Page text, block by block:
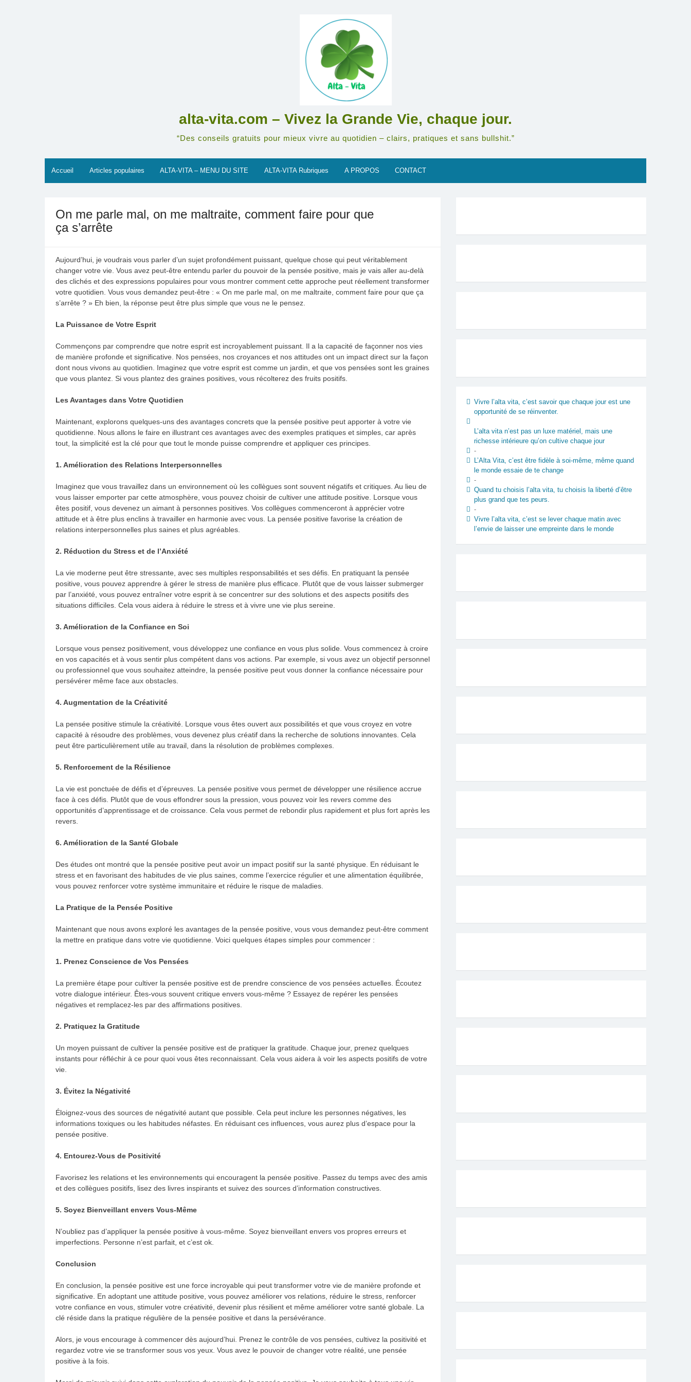
alta-vita.com – Vivez la Grande Vie, chaque jour.
“Des conseils gratuits pour mieux vivre au quotidien – clairs, pratiques et sans bullshit.”
Accueil Articles populaires ALTA-VITA – MENU DU SITE ALTA-VITA Rubriques A PROPOS CONTACT
On me parle mal, on me maltraite, comment faire pour que
ça s’arrête
Aujourd’hui, je voudrais vous parler d’un sujet profondément puissant, quelque chose qui peut véritablement
changer votre vie. Vous avez peut-être entendu parler du pouvoir de la pensée positive, mais je vais aller au-delà
des clichés et des expressions populaires pour vous montrer comment cette approche peut réellement transformer
votre quotidien. Vous vous demandez peut-être : « On me parle mal, on me maltraite, comment faire pour que ça
s’arrête ? » Eh bien, la réponse peut être plus simple que vous ne le pensez.
La Puissance de Votre Esprit
Commençons par comprendre que notre esprit est incroyablement puissant. Il a la capacité de façonner nos vies
de manière profonde et significative. Nos pensées, nos croyances et nos attitudes ont un impact direct sur la façon
dont nous vivons au quotidien. Imaginez que votre esprit est comme un jardin, et que vos pensées sont les graines
que vous plantez. Si vous plantez des graines positives, vous récolterez des fruits positifs.
Les Avantages dans Votre Quotidien
Maintenant, explorons quelques-uns des avantages concrets que la pensée positive peut apporter à votre vie
quotidienne. Nous allons le faire en illustrant ces avantages avec des exemples pratiques et simples, car après
tout, la simplicité est la clé pour que tout le monde puisse comprendre et appliquer ces principes.
1. Amélioration des Relations Interpersonnelles
Imaginez que vous travaillez dans un environnement où les collègues sont souvent négatifs et critiques. Au lieu de
vous laisser emporter par cette atmosphère, vous pouvez choisir de cultiver une attitude positive. Lorsque vous
êtes positif, vous devenez un aimant à personnes positives. Vos collègues commenceront à apprécier votre
attitude et à être plus enclins à travailler en harmonie avec vous. La pensée positive favorise la création de
relations interpersonnelles plus saines et plus agréables.
2. Réduction du Stress et de l’Anxiété
La vie moderne peut être stressante, avec ses multiples responsabilités et ses défis. En pratiquant la pensée
positive, vous pouvez apprendre à gérer le stress de manière plus efficace. Plutôt que de vous laisser submerger
par l’anxiété, vous pouvez entraîner votre esprit à se concentrer sur des solutions et des aspects positifs des
situations difficiles. Cela vous aidera à réduire le stress et à vivre une vie plus sereine.
3. Amélioration de la Confiance en Soi
Lorsque vous pensez positivement, vous développez une confiance en vous plus solide. Vous commencez à croire
en vos capacités et à vous sentir plus compétent dans vos actions. Par exemple, si vous avez un objectif personnel
ou professionnel que vous souhaitez atteindre, la pensée positive peut vous donner la confiance nécessaire pour
persévérer même face aux obstacles.
4. Augmentation de la Créativité
La pensée positive stimule la créativité. Lorsque vous êtes ouvert aux possibilités et que vous croyez en votre
capacité à résoudre des problèmes, vous devenez plus créatif dans la recherche de solutions innovantes. Cela
peut être particulièrement utile au travail, dans la résolution de problèmes complexes.
5. Renforcement de la Résilience
La vie est ponctuée de défis et d’épreuves. La pensée positive vous permet de développer une résilience accrue
face à ces défis. Plutôt que de vous effondrer sous la pression, vous pouvez voir les revers comme des
opportunités d’apprentissage et de croissance. Cela vous permet de rebondir plus rapidement et plus fort après les
revers.
6. Amélioration de la Santé Globale
Des études ont montré que la pensée positive peut avoir un impact positif sur la santé physique. En réduisant le
stress et en favorisant des habitudes de vie plus saines, comme l’exercice régulier et une alimentation équilibrée,
vous pouvez renforcer votre système immunitaire et réduire le risque de maladies.
La Pratique de la Pensée Positive
Maintenant que nous avons exploré les avantages de la pensée positive, vous vous demandez peut-être comment
la mettre en pratique dans votre vie quotidienne. Voici quelques étapes simples pour commencer :
1. Prenez Conscience de Vos Pensées
La première étape pour cultiver la pensée positive est de prendre conscience de vos pensées actuelles. Écoutez
votre dialogue intérieur. Êtes-vous souvent critique envers vous-même ? Essayez de repérer les pensées
négatives et remplacez-les par des affirmations positives.
2. Pratiquez la Gratitude
Un moyen puissant de cultiver la pensée positive est de pratiquer la gratitude. Chaque jour, prenez quelques
instants pour réfléchir à ce pour quoi vous êtes reconnaissant. Cela vous aidera à voir les aspects positifs de votre
vie.
3. Évitez la Négativité
Éloignez-vous des sources de négativité autant que possible. Cela peut inclure les personnes négatives, les
informations toxiques ou les habitudes néfastes. En réduisant ces influences, vous aurez plus d’espace pour la
pensée positive.
4. Entourez-Vous de Positivité
Favorisez les relations et les environnements qui encouragent la pensée positive. Passez du temps avec des amis
et des collègues positifs, lisez des livres inspirants et suivez des sources d’information constructives.
5. Soyez Bienveillant envers Vous-Même
N’oubliez pas d’appliquer la pensée positive à vous-même. Soyez bienveillant envers vos propres erreurs et
imperfections. Personne n’est parfait, et c’est ok.
Conclusion
En conclusion, la pensée positive est une force incroyable qui peut transformer votre vie de manière profonde et
significative. En adoptant une attitude positive, vous pouvez améliorer vos relations, réduire le stress, renforcer
votre confiance en vous, stimuler votre créativité, devenir plus résilient et même améliorer votre santé globale. La
clé réside dans la pratique régulière de la pensée positive et dans la persévérance.
Alors, je vous encourage à commencer dès aujourd’hui. Prenez le contrôle de vos pensées, cultivez la positivité et
regardez votre vie se transformer sous vos yeux. Vous avez le pouvoir de changer votre réalité, une pensée
positive à la fois.
Vivre l’alta vita, c’est savoir que chaque jour est une
opportunité de se réinventer.
L’alta vita n’est pas un luxe matériel, mais une
richesse intérieure qu’on cultive chaque jour
-
L’Alta Vita, c’est être fidèle à soi-même, même quand
le monde essaie de te change
-
Quand tu choisis l’alta vita, tu choisis la liberté d’être
plus grand que tes peurs.
-
Vivre l’alta vita, c’est se lever chaque matin avec
l’envie de laisser une empreinte dans le monde